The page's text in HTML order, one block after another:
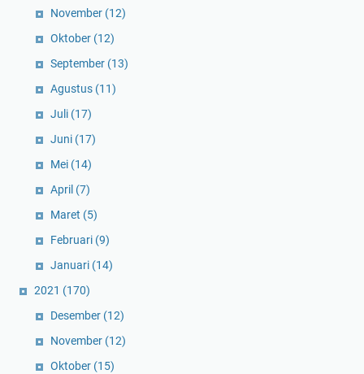
November (12)
Oktober (12)
September (13)
Agustus (11)
Juli (17)
Juni (17)
Mei (14)
April (7)
Maret (5)
Februari (9)
Januari (14)
2021 (170)
Desember (12)
November (12)
Oktober (15)